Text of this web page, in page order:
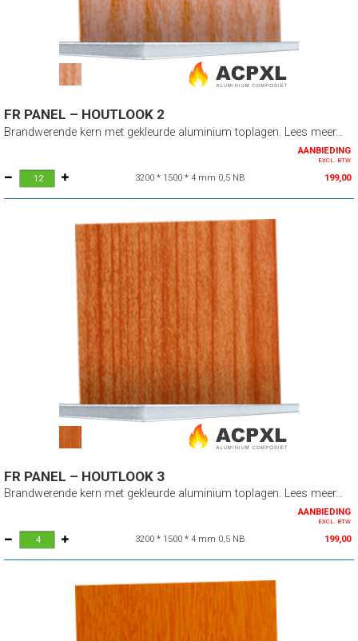
FR PANEL – HOUTLOOK 2
Brandwerende kern met gekleurde aluminium toplagen. Lees meer...
AANBIEDING
EXCL. BTW
3200 * 1500 * 4 mm 0,5 NB 199,00
FR PANEL – HOUTLOOK 3
Brandwerende kern met gekleurde aluminium toplagen. Lees meer...
AANBIEDING
EXCL. BTW
3200 * 1500 * 4 mm 0,5 NB 199,00